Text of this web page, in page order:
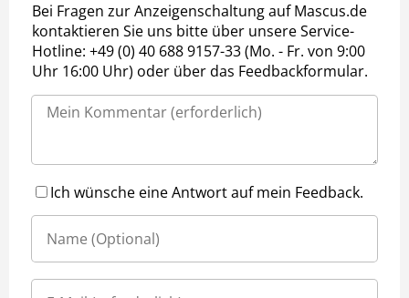
Bei Fragen zur Anzeigenschaltung auf Mascus.de
kontaktieren Sie uns bitte über unsere Service-
Hotline: +49 (0) 40 688 9157-33 (Mo. - Fr. von 9:00
Uhr 16:00 Uhr) oder über das Feedbackformular.
Ich wünsche eine Antwort auf mein Feedback.